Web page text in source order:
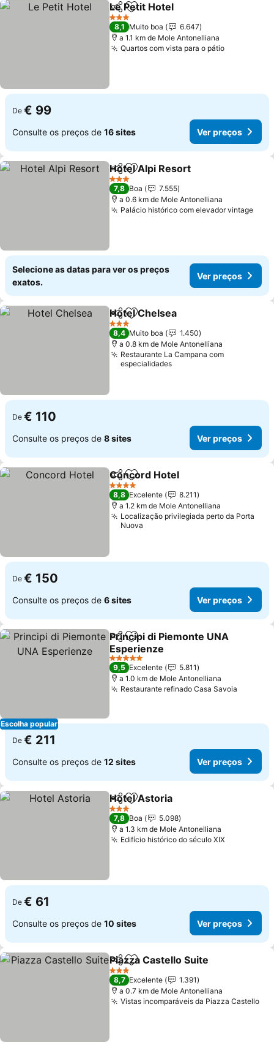
PartilharAdicionar aos favoritos
Le Petit Hotel
3 Estrelas
8,1 Muito boa
6.647
a 1.1 km de Mole Antonelliana
Quartos com vista para o pátioVer preços
De € 99
Consulte os preços de 16 sites Ver preços
PartilharAdicionar aos favoritos
Hotel Alpi Resort
3 Estrelas
7,8 Boa
7.555
a 0.6 km de Mole Antonelliana
Palácio histórico com elevador vintageVer
Selecione as datas para ver os preços
exatos.
Ver preços
PartilharAdicionar aos favoritos
Hotel Chelsea
3 Estrelas
8,4 Muito boa
1.450
a 0.8 km de Mole Antonelliana
Restaurante La Campana com
especialidades
De € 110
Consulte os preços de 8 sites Ver preços
PartilharAdicionar aos favoritos
Concord Hotel
4 Estrelas
8,8 Excelente
8.211
a 1.2 km de Mole Antonelliana
Localização privilegiada perto da Porta
Nuova
De € 150
Consulte os preços de 6 sites Ver preços
Escolha popular
PartilharAdicionar aos favoritos
Principi di Piemonte UNA
Esperienze
Ver preços
5 Estrelas
9,5 Excelente
5.811
a 1.0 km de Mole Antonelliana
Restaurante refinado Casa Savoia
De € 211
Consulte os preços de 12 sites Ver preços
PartilharAdicionar aos favoritos
Hotel Astoria
3 Estrelas
7,8 Boa
5.098
a 1.3 km de Mole Antonelliana
Edifício histórico do século XIXVer
De € 61
Consulte os preços de 10 sites Ver preços
PartilharAdicionar aos favoritos
Piazza Castello Suite
3 Estrelas
8,7 Excelente
1.391
a 0.7 km de Mole Antonelliana
Vistas incomparáveis da Piazza Castello